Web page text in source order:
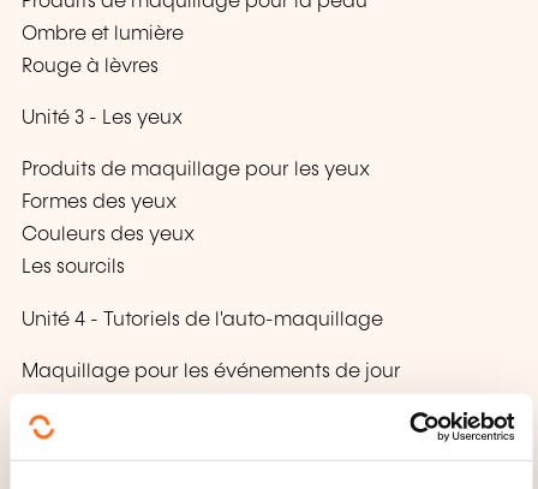
Ombre et lumière
Rouge à lèvres
Unité 3 - Les yeux
Produits de maquillage pour les yeux
Formes des yeux
Couleurs des yeux
Les sourcils
Unité 4 - Tutoriels de l'auto-maquillage
Maquillage pour les événements de jour
Application de rouge à lèvres